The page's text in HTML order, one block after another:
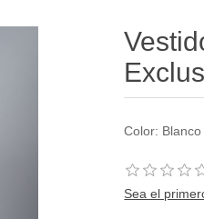
Color:
Sea el